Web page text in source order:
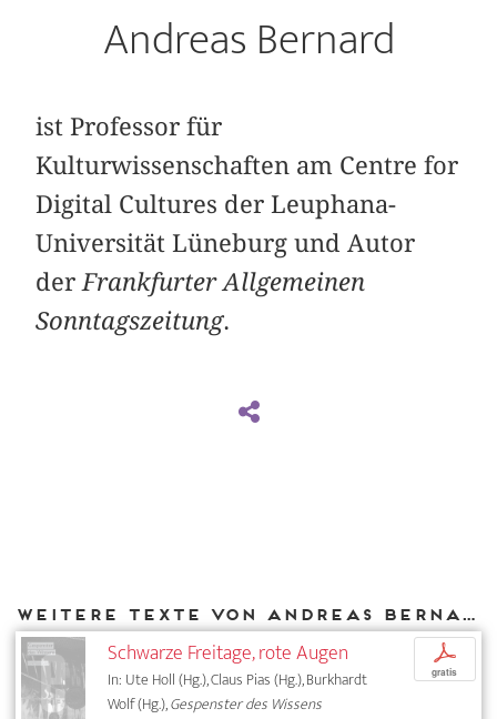
Andreas Bernard
ist Professor für
Kulturwissenschaften am Centre for
Digital Cultures der Leu­phana-
Universität Lüneburg und Autor
derFrankfurter Allgemeinen
Sonntagszeitung.
Weitere Texte von Andreas Bernard bei DIAPHANES
Schwarze Freitage, rote Augen
In: Ute Holl (Hg.), Claus Pias (Hg.), Burkhardt
Wolf (Hg.),Gespenster des Wissens
p
gratis